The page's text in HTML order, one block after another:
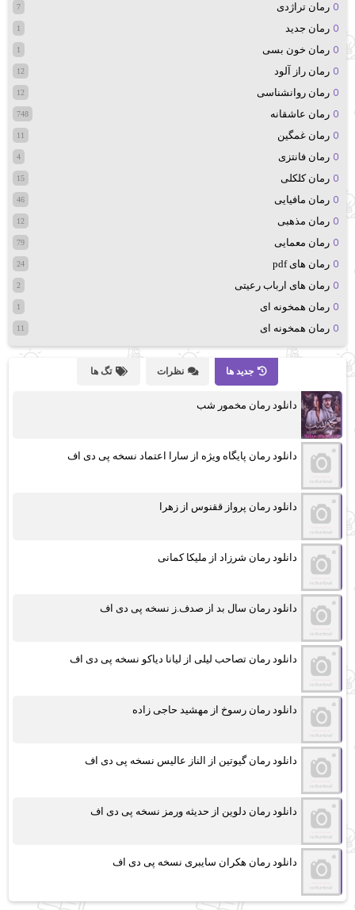
رمان تراژدی 7
رمان جدید 1
رمان خون بسی 1
رمان راز آلود 12
رمان روانشناسی 12
رمان عاشقانه 748
رمان غمگین 11
رمان فانتزی 4
رمان کلکلی 15
رمان مافیایی 46
رمان مذهبی 12
رمان معمایی 79
رمان های pdf 24
رمان های ارباب رعیتی 2
رمان همخونه ای 1
رمان همخونه ای 11
جدید ها نظرات تگ ها
دانلود رمان مخمور شب
دانلود رمان پایگاه ویژه از سارا اعتماد نسخه پی دی اف
دانلود رمان پرواز ققنوس از زهرا
دانلود رمان شرزاد از ملیکا کمانی
دانلود رمان سال بد از صدف.ز نسخه پی دی اف
دانلود رمان تصاحب لیلی از لیانا دیاکو نسخه پی دی اف
دانلود رمان رسوخ از مهشید حاجی زاده
دانلود رمان گیوتین از الناز عالیس نسخه پی دی اف
دانلود رمان دلوین از حدیثه ورمز نسخه پی دی اف
دانلود رمان هکران سایبری نسخه پی دی اف